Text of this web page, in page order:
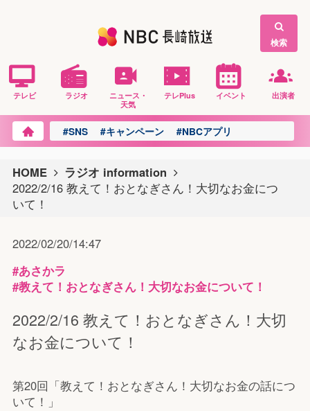
検索
テレビ ラジオ
ニュース・
天気
テレPlus イベント 出演者
#SNS #キャンペーン #NBCアプリ
HOME
ラジオ information
2022/2/16 教えて！おとなぎさん！大切なお金につ
いて！
2022/02/20/14:47
#あさかラ
#教えて！おとなぎさん！大切なお金について！
2022/2/16 教えて！おとなぎさん！大切
なお金について！
第20回「教えて！おとなぎさん！大切なお金の話につ
いて！」